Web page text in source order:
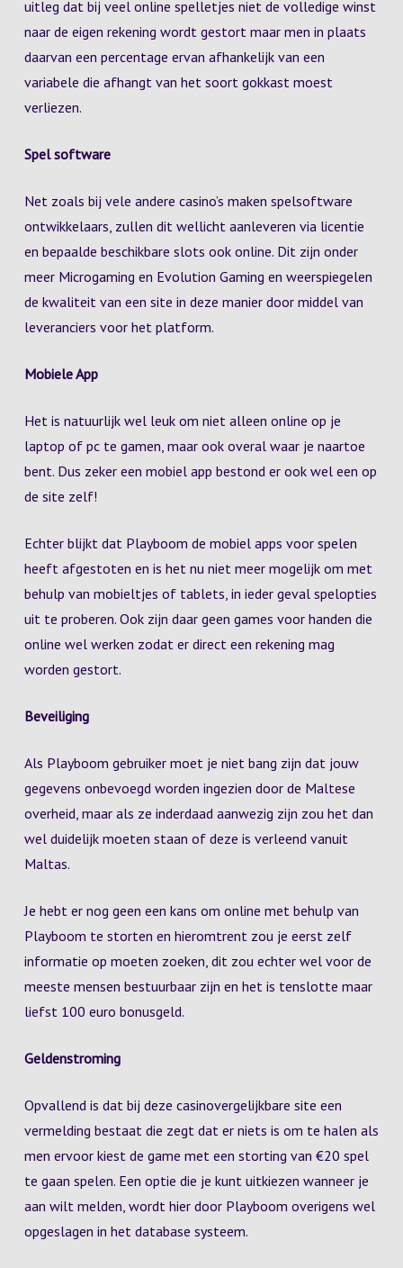
uitleg dat bij veel online spelletjes niet de volledige winst
naar de eigen rekening wordt gestort maar men in plaats
daarvan een percentage ervan afhankelijk van een
variabele die afhangt van het soort gokkast moest
verliezen.
Spel software
Net zoals bij vele andere casino’s maken spelsoftware
ontwikkelaars, zullen dit wellicht aanleveren via licentie
en bepaalde beschikbare slots ook online. Dit zijn onder
meer Microgaming en Evolution Gaming en weerspiegelen
de kwaliteit van een site in deze manier door middel van
leveranciers voor het platform.
Mobiele App
Het is natuurlijk wel leuk om niet alleen online op je
laptop of pc te gamen, maar ook overal waar je naartoe
bent. Dus zeker een mobiel app bestond er ook wel een op
de site zelf!
Echter blijkt dat Playboom de mobiel apps voor spelen
heeft afgestoten en is het nu niet meer mogelijk om met
behulp van mobieltjes of tablets, in ieder geval spelopties
uit te proberen. Ook zijn daar geen games voor handen die
online wel werken zodat er direct een rekening mag
worden gestort.
Beveiliging
Als Playboom gebruiker moet je niet bang zijn dat jouw
gegevens onbevoegd worden ingezien door de Maltese
overheid, maar als ze inderdaad aanwezig zijn zou het dan
wel duidelijk moeten staan of deze is verleend vanuit
Maltas.
Je hebt er nog geen een kans om online met behulp van
Playboom te storten en hieromtrent zou je eerst zelf
informatie op moeten zoeken, dit zou echter wel voor de
meeste mensen bestuurbaar zijn en het is tenslotte maar
liefst 100 euro bonusgeld.
Geldenstroming
Opvallend is dat bij deze casinovergelijkbare site een
vermelding bestaat die zegt dat er niets is om te halen als
men ervoor kiest de game met een storting van €20 spel
te gaan spelen. Een optie die je kunt uitkiezen wanneer je
aan wilt melden, wordt hier door Playboom overigens wel
opgeslagen in het database systeem.